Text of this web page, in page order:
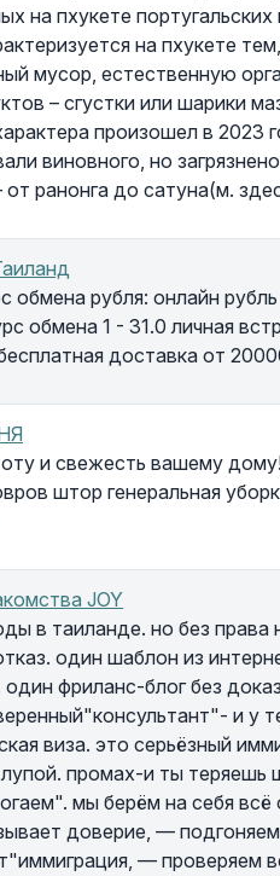
на пхукете
на пхукете
мусор, естественную
– сгустки или шарики
произошел в 2023
виновного, но
от ранонга до сатуна(м.
обмена рубля: онлайн
обмена 1 - 31.0 личная
доставка от
и свежесть вашему
штор генеральная
JOY
в таиланде. но без
один шаблон из
один фриланс-блог без
и у
виза. это серьёзный
промах-и ты теряешь
мы берём на себя
доверие, —
— проверяем